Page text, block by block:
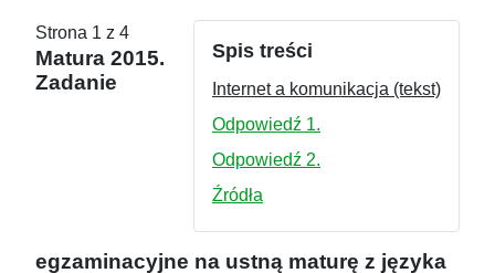
Spis treści
Internet a komunikacja (tekst)
Odpowiedź 1.
Odpowiedź 2.
Źródła
Strona 1 z 4
Matura 2015.
Zadanie
egzaminacyjne na ustną maturę z języka